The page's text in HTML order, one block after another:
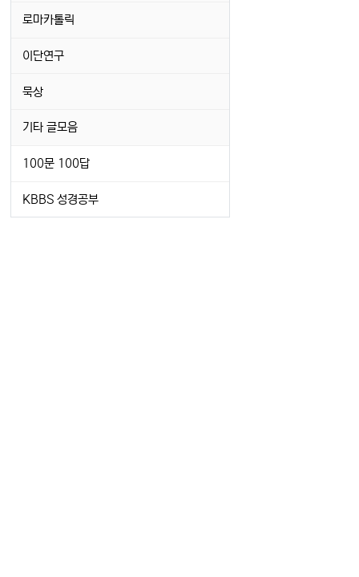
로마카톨릭
이단연구
묵상
기타 글모음
100문 100답
KBBS 성경공부